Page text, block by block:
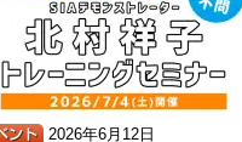
2026年6月12日